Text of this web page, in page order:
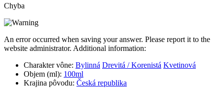
Chyba
An error occurred when saving your answer. Please report it to the
website administrator. Additional information:
Charakter vône: Bylinná Drevitá / Korenistá Kvetinová
Objem (ml): 100ml
Krajina pôvodu: Česká republika